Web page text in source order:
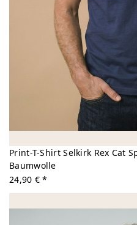
Print-T-Shirt Selkirk Rex Cat
Baumwolle
24,90 € *